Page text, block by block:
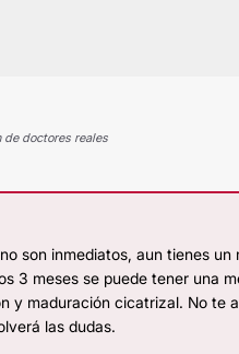
de doctores reales
son inmediatos, aun tienes un
3 meses se puede tener una
y maduración cicatrizal. No te
las dudas.